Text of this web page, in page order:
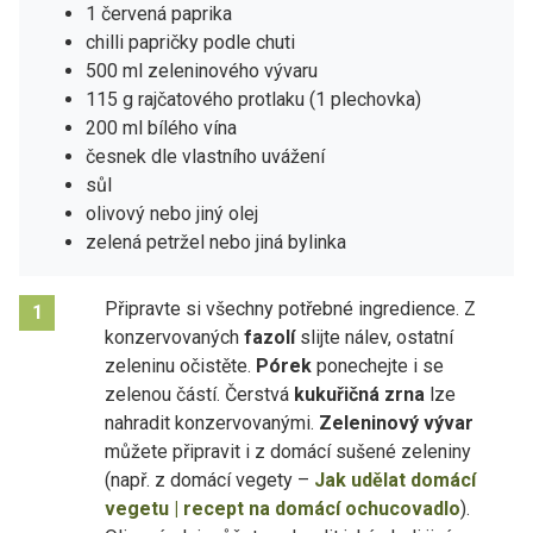
1 červená paprika
chilli papričky podle chuti
500 ml zeleninového vývaru
115 g rajčatového protlaku (1 plechovka)
200 ml bílého vína
česnek dle vlastního uvážení
sůl
olivový nebo jiný olej
zelená petržel nebo jiná bylinka
1
Připravte si všechny potřebné ingredience. Z
konzervovaných fazolíslijte nálev, ostatní
zeleninu očistěte. Pórek ponechejte i se
zelenou částí. Čerstvá kukuřičná zrna lze
nahradit konzervovanými. Zeleninový vývar
můžete připravit i z domácí sušené zeleniny
(např. z domácí vegety – Jak udělat domácí
vegetu | recept na domácí ochucovadlo).